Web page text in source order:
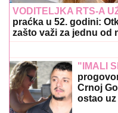
VODITELJKA RTS-A
praćka u 52. godini:
zašto važi za jednu od
"IMALI
Crnoj
ostao